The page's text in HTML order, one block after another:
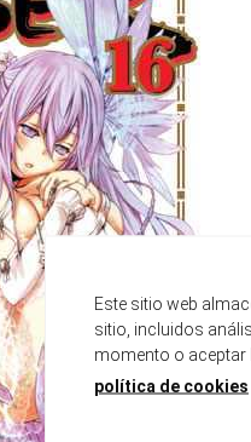
Este sitio web
sitio, incluidos
momento o aceptar
política de cookies